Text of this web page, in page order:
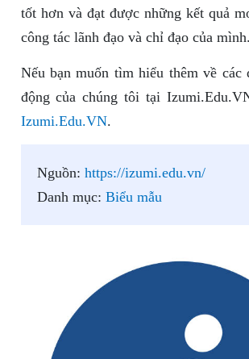
tốt hơn và đạt được những kết quả
công tác lãnh đạo và chỉ đạo của mình.
Nếu bạn muốn tìm hiểu thêm về các
động của chúng tôi tại
Izumi.Edu.VN.
Nguồn: https://izumi.edu.vn/
Danh mục: Biểu mẫu